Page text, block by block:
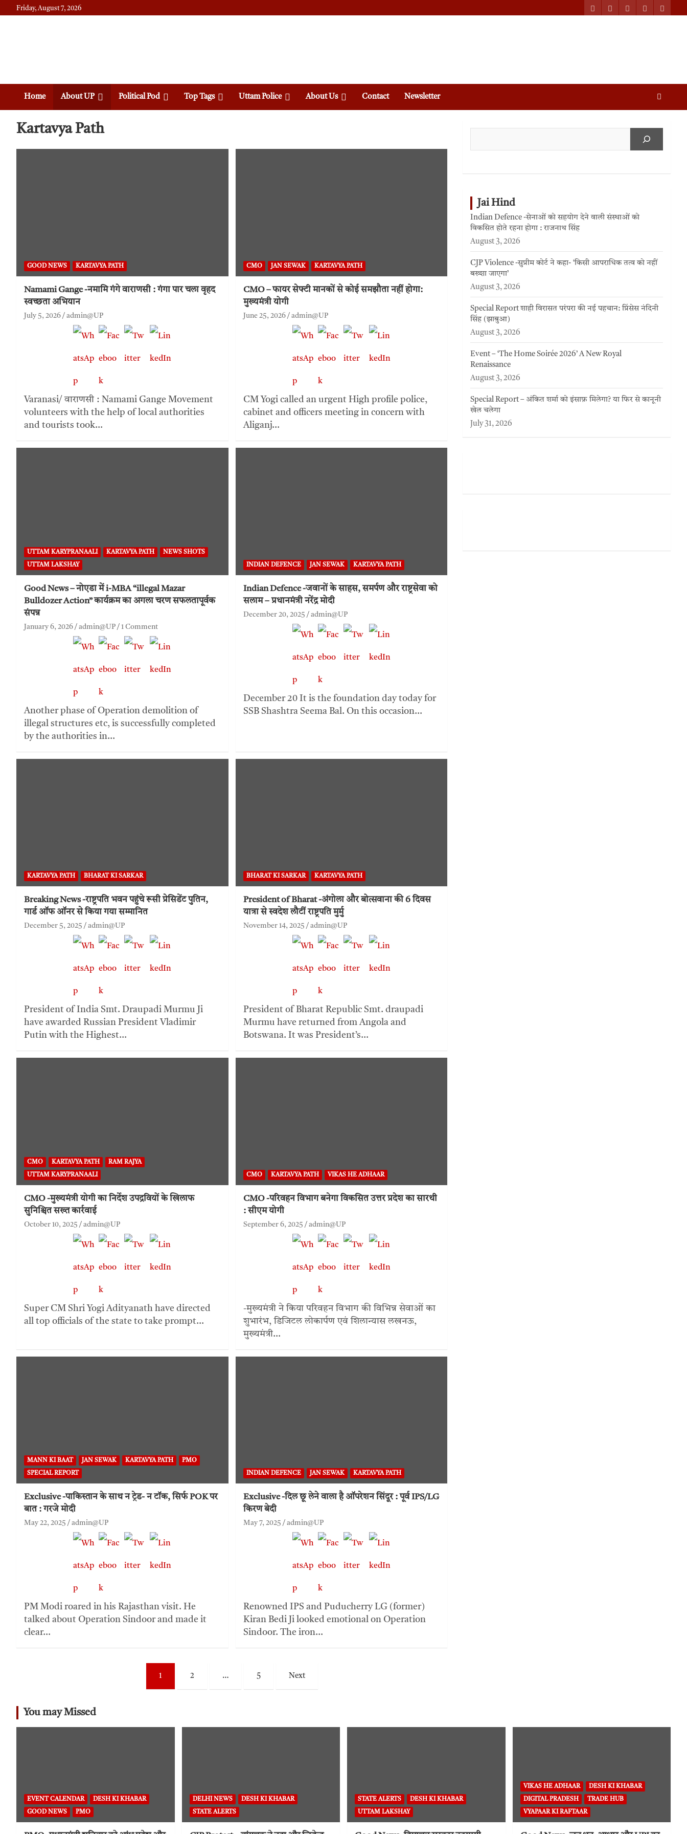
Friday, August 7, 2026
Home About UP Political Pod Top Tags Uttam Police About Us Contact Newsletter
Kartavya Path
GOOD NEWS KARTAVYA PATH
Namami Gange -नमामि गंगे वाराणसी : गंगा पार चला वृहद
स्वच्छता अभियान
July 5, 2026 admin@UP
Varanasi/ वाराणसी : Namami Gange Movement
volunteers with the help of local authorities
and tourists took…
CMO JAN SEWAK KARTAVYA PATH
CMO – फायर सेफ्टी मानकों से कोई समझौता नहीं होगा:
मुख्यमंत्री योगी
June 25, 2026 admin@UP
CM Yogi called an urgent High profile police,
cabinet and officers meeting in concern with
Aliganj…
UTTAM KARYPRANAALI KARTAVYA PATH NEWS SHOTS
UTTAM LAKSHAY
Good News – नोएडा में i-MBA “illegal Mazar
Bulldozer Action” कार्यक्रम का अगला चरण सफलतापूर्वक
संपन्न
January 6, 2026 admin@UP 1 Comment
Another phase of Operation demolition of
illegal structures etc, is successfully completed
by the authorities in…
INDIAN DEFENCE JAN SEWAK KARTAVYA PATH
Indian Defence -जवानों के साहस, समर्पण और राष्ट्रसेवा को
सलाम – प्रधानमंत्री नरेंद्र मोदी
December 20, 2025 admin@UP
December 20 It is the foundation day today for
SSB Shashtra Seema Bal. On this occasion…
KARTAVYA PATH BHARAT KI SARKAR
Breaking News -राष्ट्रपति भवन पहुंचे रूसी प्रेसिडेंट पुतिन,
गार्ड ऑफ ऑनर से किया गया सम्मानित
December 5, 2025 admin@UP
President of India Smt. Draupadi Murmu Ji
have awarded Russian President Vladimir
Putin with the Highest…
BHARAT KI SARKAR KARTAVYA PATH
President of Bharat -अंगोला और बोत्सवाना की 6 दिवस
यात्रा से स्वदेश लौटीं राष्ट्रपति मुर्मु
November 14, 2025 admin@UP
President of Bharat Republic Smt. draupadi
Murmu have returned from Angola and
Botswana. It was President’s…
CMO KARTAVYA PATH RAM RAJYA
UTTAM KARYPRANAALI
CMO -मुख्यमंत्री योगी का निर्देश उपद्रवियों के खिलाफ
सुनिश्चित सख्त कार्रवाई
October 10, 2025 admin@UP
Super CM Shri Yogi Adityanath have directed
all top officials of the state to take prompt…
CMO KARTAVYA PATH VIKAS HE ADHAAR
CMO -परिवहन विभाग बनेगा विकसित उत्तर प्रदेश का सारथी
: सीएम योगी
September 6, 2025 admin@UP
-मुख्यमंत्री ने किया परिवहन विभाग की विभिन्न सेवाओं का
शुभारंभ, डिजिटल लोकार्पण एवं शिलान्यास लखनऊ,
मुख्यमंत्री…
MANN KI BAAT JAN SEWAK KARTAVYA PATH PMO
SPECIAL REPORT
Exclusive -पाकिस्तान के साथ न ट्रेड- न टॉक, सिर्फ POK पर
बात : गरजे मोदी
May 22, 2025 admin@UP
PM Modi roared in his Rajasthan visit. He
talked about Operation Sindoor and made it
clear…
INDIAN DEFENCE JAN SEWAK KARTAVYA PATH
Exclusive -दिल छू लेने वाला है ऑपरेशन सिंदूर : पूर्व IPS/LG
किरण बेदी
May 7, 2025 admin@UP
Renowned IPS and Puducherry LG (former)
Kiran Bedi Ji looked emotional on Operation
Sindoor. The iron…
1 2 … 5 Next
Jai Hind
Indian Defence -सेनाओं को सहयोग देने वाली संस्थाओं को
विकसित होते रहना होगा : राजनाथ सिंह
August 3, 2026
CJP Violence -सुप्रीम कोर्ट ने कहा- ‘किसी आपराधिक तत्व को नहीं
बख्शा जाएगा’
August 3, 2026
Special Report शाही विरासत परंपरा की नई पहचान: प्रिंसेस नंदिनी
सिंह (झाबुआ)
August 3, 2026
Event – ‘The Home Soirée 2026’ A New Royal
Renaissance
August 3, 2026
Special Report – अंकित शर्मा को इंसाफ़ मिलेगा? या फिर से कानूनी
खेल चलेगा
July 31, 2026
You may Missed
EVENT CALENDAR DESH KI KHABAR
GOOD NEWS PMO
DELHI NEWS DESH KI KHABAR
STATE ALERTS
STATE ALERTS DESH KI KHABAR
UTTAM LAKSHAY
VIKAS HE ADHAAR DESH KI KHABAR
DIGITAL PRADESH TRADE HUB
VYAPAAR KI RAFTAAR